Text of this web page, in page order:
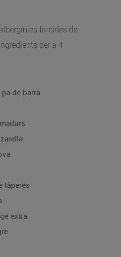
farcides de
per a 4
de barra
tàperes
extra